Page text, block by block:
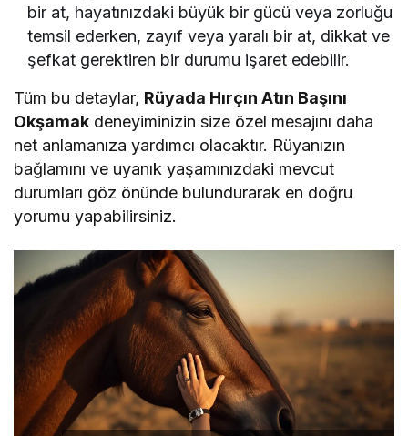
bir at, hayatınızdaki büyük bir gücü veya zorluğu
temsil ederken, zayıf veya yaralı bir at, dikkat ve
şefkat gerektiren bir durumu işaret edebilir.
Tüm bu detaylar, Rüyada Hırçın Atın Başını
Okşamak deneyiminizin size özel mesajını daha
net anlamanıza yardımcı olacaktır. Rüyanızın
bağlamını ve uyanık yaşamınızdaki mevcut
durumları göz önünde bulundurarak en doğru
yorumu yapabilirsiniz.